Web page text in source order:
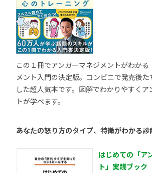
この１冊でアンガーマネジメントがわかる
メント入門の決定版。コンビニで発売後
した超人気本です。図解でわかりやすくア
トが学べます。
あなたの怒り方のタイプ、特徴がわかる診
はじめての「ア
ト」実践ブック